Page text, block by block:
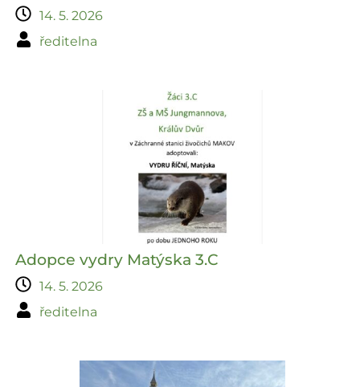
14. 5. 2026
ředitelna
Adopce vydry Matýska 3.C
14. 5. 2026
ředitelna